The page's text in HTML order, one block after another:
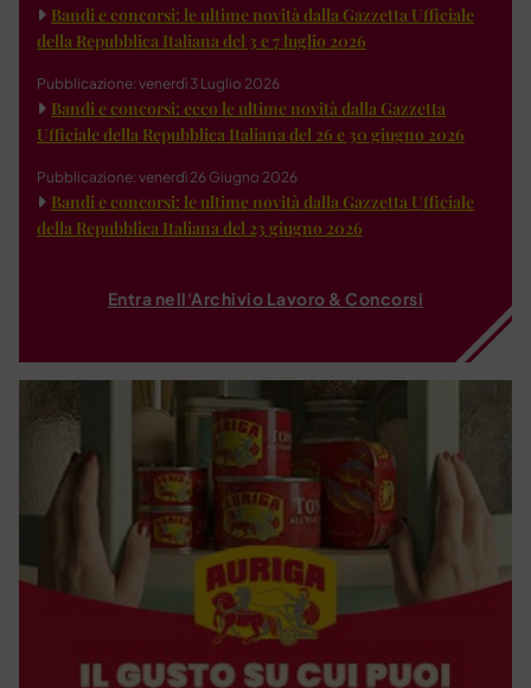
Bandi e concorsi: le ultime novità dalla Gazzetta Ufficiale
della Repubblica Italiana del 3 e 7 luglio 2026
Pubblicazione: venerdì 3 Luglio 2026
Bandi e concorsi: ecco le ultime novità dalla Gazzetta
Ufficiale della Repubblica Italiana del 26 e 30 giugno 2026
Pubblicazione: venerdì 26 Giugno 2026
Bandi e concorsi: le ultime novità dalla Gazzetta Ufficiale
della Repubblica Italiana del 23 giugno 2026
Entra nell'Archivio Lavoro & Concorsi